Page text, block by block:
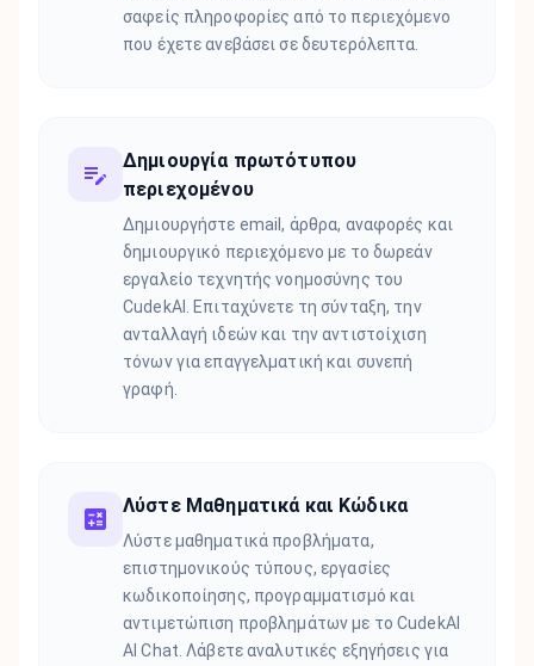
σαφείς πληροφορίες από το περιεχόμενο
που έχετε ανεβάσει σε δευτερόλεπτα.
Δημιουργία πρωτότυπου
περιεχομένου
Δημιουργήστε email, άρθρα, αναφορές και
δημιουργικό περιεχόμενο με το δωρεάν
εργαλείο τεχνητής νοημοσύνης του
CudekAI. Επιταχύνετε τη σύνταξη, την
ανταλλαγή ιδεών και την αντιστοίχιση
τόνων για επαγγελματική και συνεπή
γραφή.
Λύστε Μαθηματικά και Κώδικα
Λύστε μαθηματικά προβλήματα,
επιστημονικούς τύπους, εργασίες
κωδικοποίησης, προγραμματισμό και
αντιμετώπιση προβλημάτων με το CudekAI
AI Chat. Λάβετε αναλυτικές εξηγήσεις για